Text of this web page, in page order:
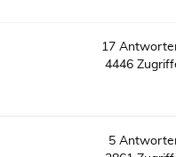
17
4446
5